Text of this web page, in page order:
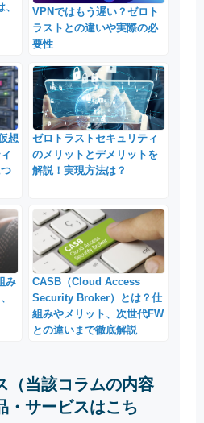
VPNではもう遅い？ゼロト
ラストとの違いや実際の必
要性
想
ゼロトラストセキュリティ
のメリットとデメリットを
解説！実現方法は？
み
CASB（Cloud Access
Security Broker）とは？仕
組みやメリット、次世代FW
との違いまで徹底解説
（当該コラムの内容
・サービスはこち